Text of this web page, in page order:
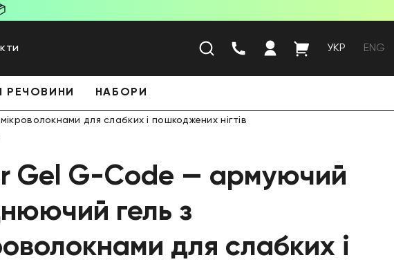
УКР ENG
РЕЧОВИНИ НАБОРИ
для слабких і пошкоджених нігтів
Gel G-Code — армуючий
гель з
для слабких і